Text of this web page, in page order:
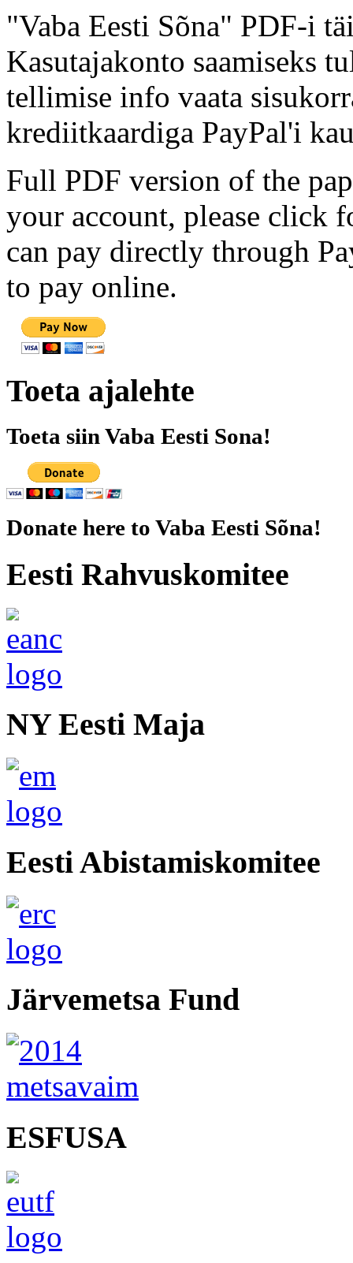
"Vaba Eesti Sõna" PDF-i
Kasutajakonto saamiseks
tellimise info vaata
krediitkaardiga PayPal'i
Full PDF version of the
your account, please click
can pay directly through
to pay online.
Toeta ajalehte
Toeta siin Vaba Eesti Sona!
Donate here to Vaba Eesti Sõna!
Eesti Rahvuskomitee
NY Eesti Maja
Eesti Abistamiskomitee
Järvemetsa Fund
ESFUSA